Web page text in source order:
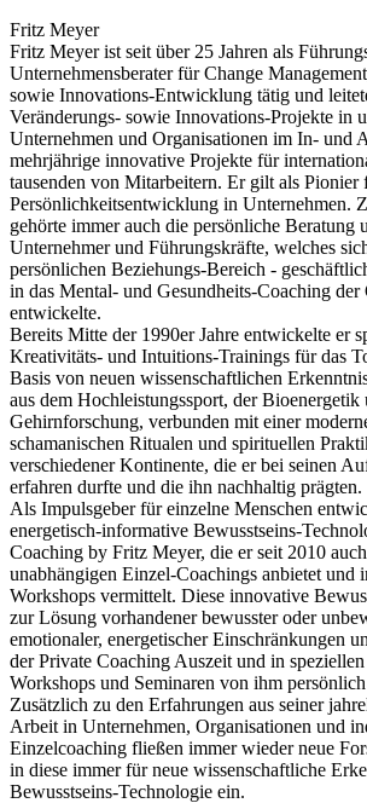
Fritz Meyer
Fritz Meyer ist seit über 25 Jahren als
Unternehmensberater für Change
sowie Innovations-Entwicklung tätig und
Veränderungs- sowie Innovations-Projekte in
Unternehmen und Organisationen im In- und
mehrjährige innovative Projekte für
tausenden von Mitarbeitern. Er gilt als Pionier
Persönlichkeitsentwicklung in Unternehmen.
gehörte immer auch die persönliche Beratung
Unternehmer und Führungskräfte, welches
persönlichen Beziehungs-Bereich -
in das Mental- und Gesundheits-Coaching der
entwickelte.
Bereits Mitte der 1990er Jahre entwickelte er
Kreativitäts- und Intuitions-Trainings für das
Basis von neuen wissenschaftlichen
aus dem Hochleistungssport, der Bioenergetik
Gehirnforschung, verbunden mit einer
schamanischen Ritualen und spirituellen
verschiedener Kontinente, die er bei seinen
erfahren durfte und die ihn nachhaltig prägten.
Als Impulsgeber für einzelne Menschen
energetisch-informative Bewusstseins-
Coaching by Fritz Meyer, die er seit 2010
unabhängigen Einzel-Coachings anbietet und
Workshops vermittelt. Diese innovative
zur Lösung vorhandener bewusster oder
emotionaler, energetischer Einschränkungen
der Private Coaching Auszeit und in
Workshops und Seminaren von ihm
Zusätzlich zu den Erfahrungen aus seiner
Arbeit in Unternehmen, Organisationen und
Einzelcoaching fließen immer wieder neue
in diese immer für neue wissenschaftliche
Bewusstseins-Technologie ein.